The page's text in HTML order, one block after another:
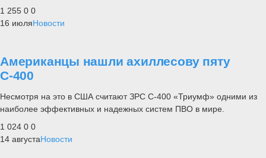
1 255 0 0
16 июляНовости
Американцы нашли ахиллесову пяту
С-400
Несмотря на это в США считают ЗРС С-400 «Триумф» одними из
наиболее эффективных и надежных систем ПВО в мире.
1 024 0 0
14 августаНовости